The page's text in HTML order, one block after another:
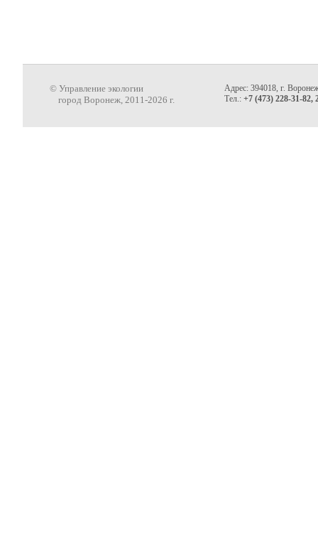
© Управление экологии
город Воронеж, 2011-2026 г.
Адрес: 394018, г.
Тел.: +7 (473) 228-31-82,